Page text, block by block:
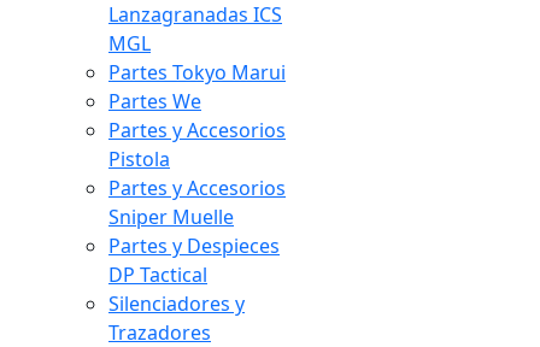
Lanzagranadas ICS
MGL
Partes Tokyo Marui
Partes We
Partes y Accesorios
Pistola
Partes y Accesorios
Sniper Muelle
Partes y Despieces
DP Tactical
Silenciadores y
Trazadores